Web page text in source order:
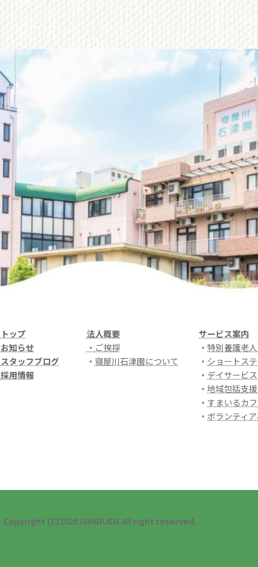
トップ
お知らせ
スタッフブログ
採用情報
法人概要
・ ご挨拶
・ 寝屋川石津園について
サービス案内
・特別養護老
・ ショートス
・ デイサービス
・地域包括支
・すまいるカ
・ボランティ
Copyright (C)2025 ISHIDUEN.All right reserved.